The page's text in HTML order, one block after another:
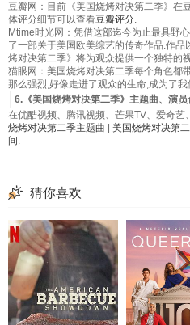
豆瓣网：目前《美国烧烤对决第二季》在
体评分细节可以查看豆瓣评分.
Mtime时光网：凭借这部迄今为止最具野
了一部关于美国欧美综艺的传奇作品.作
烤对决第二季》将为观众提供一个独特的
猫眼网：美国烧烤对决第二季每个角色都
那么强烈,好像走进了观众的生命,成为了我
6.《美国烧烤对决第二季》主题曲、演
在优酷视频、腾讯视频、芒果TV、爱奇艺
烧烤对决第二季主题曲
美国烧烤对决第
间 .
猜你喜欢